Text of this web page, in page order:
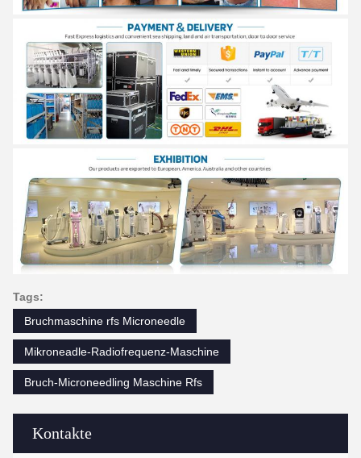
Kontakte
Tags:
Bruchmaschine rfs Microneedle
Mikroneadle-Radiofrequenz-Maschine
Bruch-Microneedling Maschine Rfs